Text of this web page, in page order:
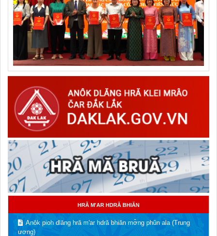
HRĂ M'AR HDRĂ BHIĂN
Anôk pioh dlăng hră m'ar hdră bhiăn mơ̌ng phǔn ala (Trung
ương)